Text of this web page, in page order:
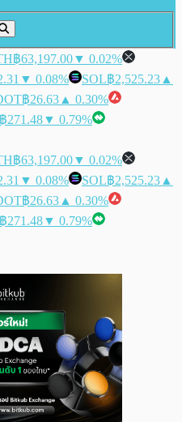
฿63,197.00▼ 0.02%
▼ 0.08% SOL฿2,525.23 ▲
฿26.63 ▲ 0.30%
฿271.48▼ 0.79%
฿63,197.00▼ 0.02%
▼ 0.08% SOL฿2,525.23 ▲
฿26.63 ▲ 0.30%
฿271.48▼ 0.79%